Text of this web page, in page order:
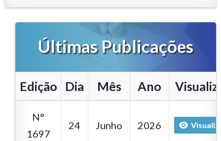
Últimas Publicações
Edição Dia Mês Ano
N°
1697
24 Junho 2026